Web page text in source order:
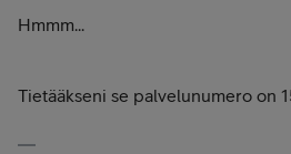
Hmmm...
Tietääkseni se palvelunumero on